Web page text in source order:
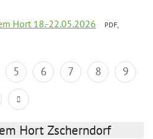
Hort 18.-22.05.2026
PDF,
5 6 7 8
9
Hort Zscherndorf